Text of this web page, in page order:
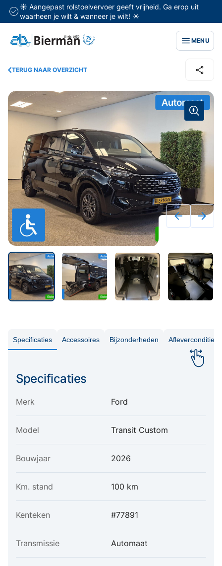
☀️ Aangepast rolstoelvervoer geeft vrijheid. Ga erop uit
waarheen je wilt & wanneer je wilt! ☀️
MENU
TERUG NAAR OVERZICHT
Specificaties Accessoires Bijzonderheden Aflevercondities
Specificaties
Merk Ford
Model Transit Custom
Bouwjaar 2026
Km. stand 100 km
Kenteken #77891
Transmissie Automaat